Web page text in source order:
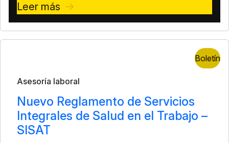
Leer más
Boletín
Asesoría laboral
Nuevo Reglamento de Servicios
Integrales de Salud en el Trabajo –
SISAT